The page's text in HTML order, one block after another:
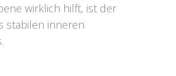
wirklich hilft, ist der
stabilen inneren